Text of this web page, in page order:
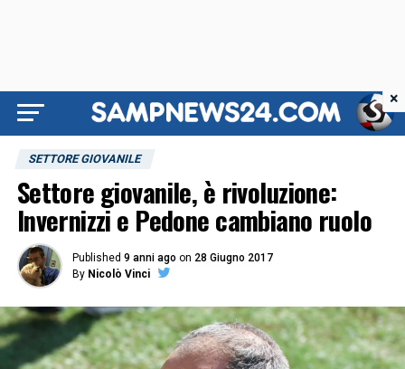
SETTORE GIOVANILE
Settore giovanile, è rivoluzione:
Invernizzi e Pedone cambiano ruolo
Published 9 anni ago on 28 Giugno 2017
By Nicolò Vinci
×